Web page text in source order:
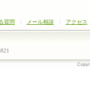
質問 メール相談| アクセス